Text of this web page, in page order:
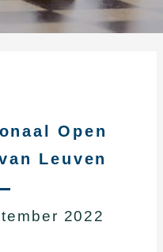
Open
Leuven
2022